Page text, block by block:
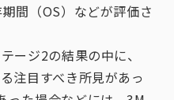
間（OS）などが評価さ
ージ2の結果の中に、
注目すべき所見があっ